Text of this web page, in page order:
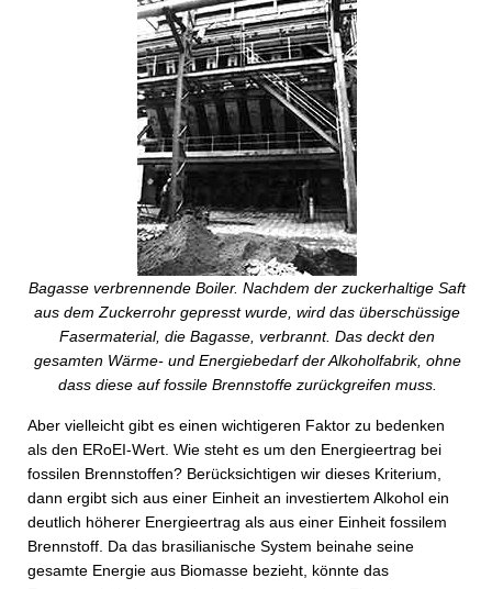
Bagasse verbrennende Boiler. Nachdem der zuckerhaltige Saft
aus dem Zuckerrohr gepresst wurde, wird das überschüssige
Fasermaterial, die Bagasse, verbrannt. Das deckt den
gesamten Wärme- und Energiebedarf der Alkoholfabrik, ohne
dass diese auf fossile Brennstoffe zurückgreifen muss.
Aber vielleicht gibt es einen wichtigeren Faktor zu bedenken
als den ERoEI-Wert. Wie steht es um den Energieertrag bei
fossilen Brennstoffen? Berücksichtigen wir dieses Kriterium,
dann ergibt sich aus einer Einheit an investiertem Alkohol ein
deutlich höherer Energieertrag als aus einer Einheit fossilem
Brennstoff. Da das brasilianische System beinahe seine
gesamte Energie aus Biomasse bezieht, könnte das